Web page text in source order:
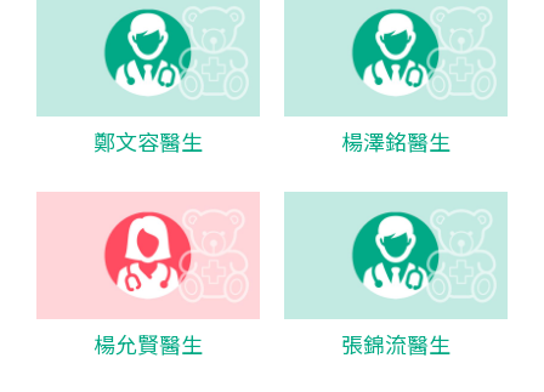
鄭文容醫生 楊澤銘醫生
楊允賢醫生 張錦流醫生